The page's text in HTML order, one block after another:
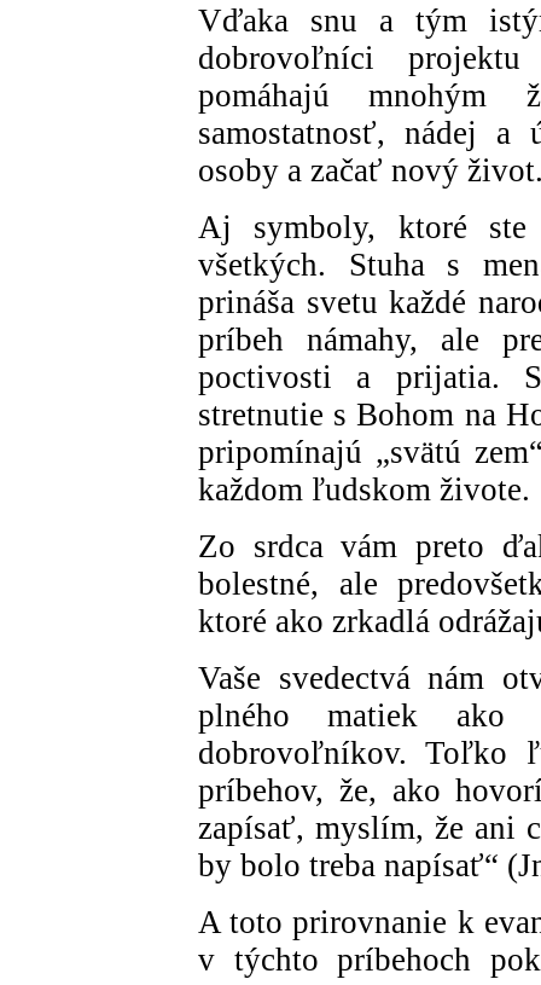
Vďaka snu a tým
dobrovoľníci
pomáhajú mnohým
samostatnosť, nádej a
osoby a začať nový
Aj symboly, ktoré ste
všetkých. Stuha s
prináša svetu každé
príbeh námahy, ale
poctivosti a prijatia.
stretnutie s Bohom na
pripomínajú „svätú
každom ľudskom živote.
Zo srdca vám preto
bolestné, ale
ktoré ako zrkadlá
Vaše svedectvá nám
plného matiek
dobrovoľníkov. Toľko
príbehov, že, ako
zapísať, myslím, že ani
by bolo treba napísať“
A toto prirovnanie k
v týchto príbehoch